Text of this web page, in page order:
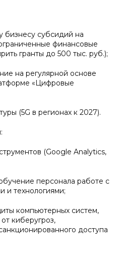
бизнесу субсидий на
финансовые
гранты до 500 тыс. руб.);
на регулярной основе
«Цифровые
(5G в регионах к 2027).
(Google Analytics,
персонала работе с
и технологиями;
компьютерных систем,
киберугроз,
доступа